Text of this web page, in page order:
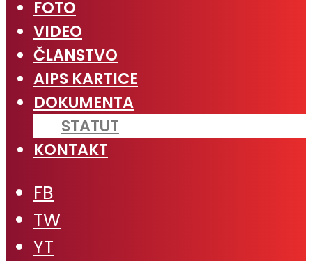
FOTO
VIDEO
ČLANSTVO
AIPS KARTICE
DOKUMENTA
STATUT
KONTAKT
FB
TW
YT